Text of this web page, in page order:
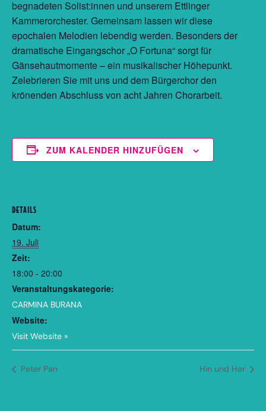
begnadeten Solist:innen und unserem Ettlinger
Kammerorchester. Gemeinsam lassen wir diese
epochalen Melodien lebendig werden. Besonders der
dramatische Eingangschor „O Fortuna“ sorgt für
Gänsehautmomente – ein musikalischer Höhepunkt.
Zelebrieren Sie mit uns und dem Bürgerchor den
krönenden Abschluss von acht Jahren Chorarbeit.
ZUM KALENDER HINZUFÜGEN
DETAILS
Datum:
19. Juli
Zeit:
18:00 - 20:00
Veranstaltungskategorie:
CARMINA BURANA
Website:
Visit Website »
Peter Pan Hin und Her